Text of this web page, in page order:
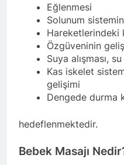
Eğlenmesi
Solunum
Hareketlerindeki
Özgüveninin
Suya alışması,
Kas iskelet
gelişimi
Dengede durma
hedeflenmektedir.
Bebek Masajı